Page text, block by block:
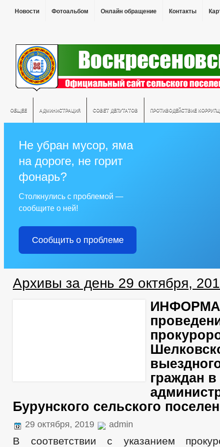
Новости Фотоальбом Онлайн обращение Контакты
ОБЩЕЕ АДМИНИСТРАЦИЯ СОВЕТ ДЕПУТАТОВ ПРОТИВОДЕЙСТВИЕ
Не убран мусор, яма
на дороге, не горит
фонарь?
Столкнулись с проблемой —
сообщите о ней!
Сообщить о проблеме
Архивы за день 29 октября,
граждан в
Бурунского сельского
29 октября, 2019 admin
В соответствии с указанием